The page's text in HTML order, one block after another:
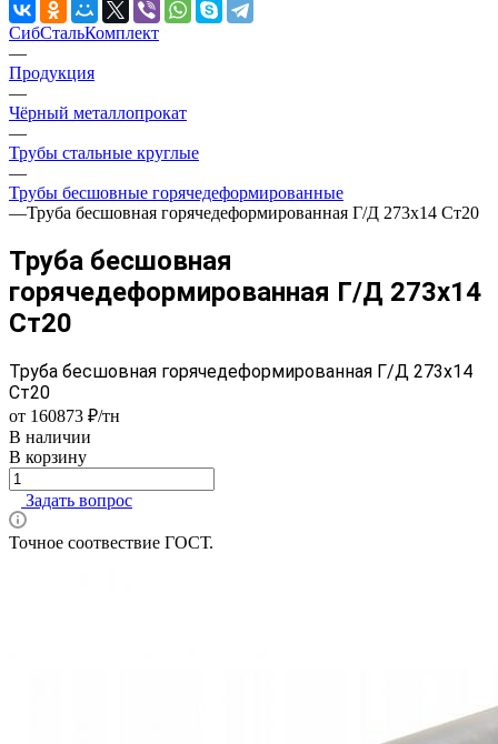
СибСтальКомплект
—
Продукция
—
Чёрный металлопрокат
—
Трубы стальные круглые
—
Трубы бесшовные горячедеформированные
—Труба бесшовная горячедеформированная Г/Д 273х14 Ст20
Труба бесшовная
горячедеформированная Г/Д 273х14
Ст20
Труба бесшовная горячедеформированная Г/Д 273х14
Ст20
от 160873 ₽/тн
В наличии
В корзину
Задать вопрос
Точное соотвествие ГОСТ.